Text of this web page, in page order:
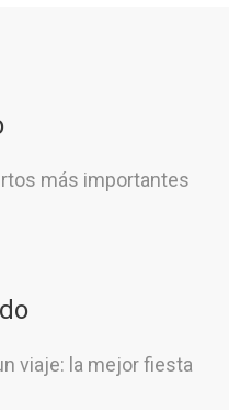
más importantes
viaje: la mejor fiesta